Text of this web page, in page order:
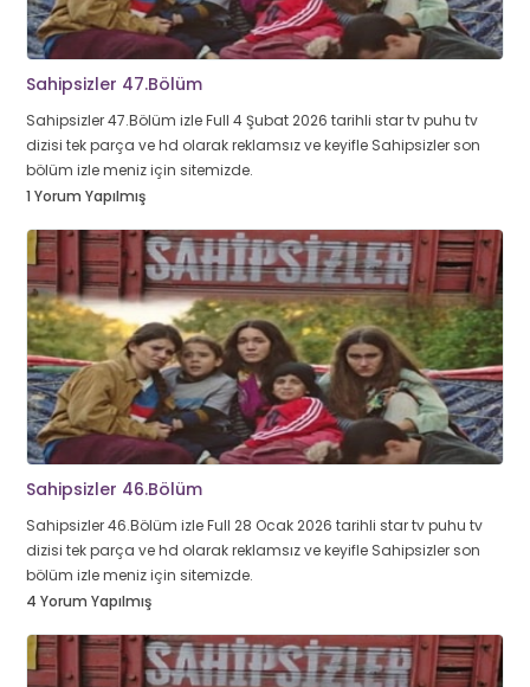
Sahipsizler 47.Bölüm
Sahipsizler 47.Bölüm izle Full 4 Şubat 2026 tarihli star tv puhu tv
dizisi tek parça ve hd olarak reklamsız ve keyifle Sahipsizler son
bölüm izle meniz için sitemizde.
1 Yorum Yapılmış
Sahipsizler 46.Bölüm
Sahipsizler 46.Bölüm izle Full 28 Ocak 2026 tarihli star tv puhu tv
dizisi tek parça ve hd olarak reklamsız ve keyifle Sahipsizler son
bölüm izle meniz için sitemizde.
4 Yorum Yapılmış